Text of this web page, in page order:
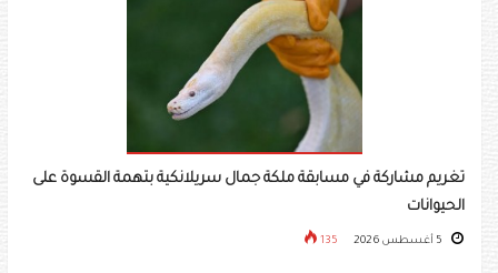
تغريم مشاركة في مسابقة ملكة جمال سريلانكية بتهمة القسوة على
الحيوانات
135